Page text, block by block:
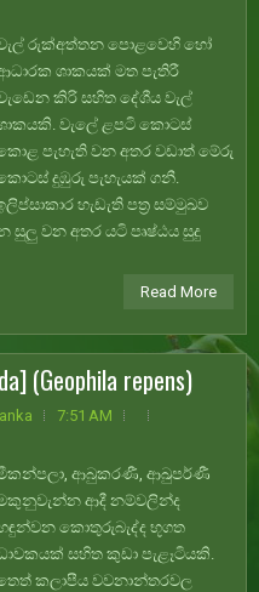
රුක්අත්තන පොළවෙහි හෝ
ශාකයක් මත පැතිරී
කිරි සහිත දේශීය වැල්
වැලේ ළපටි කොටස්
පැහැති වන අතර වඩාත් මේරු
දුඹුරු පැහැයක් ගනී.
හැඩැති පත්‍ර සම්මුඛව
සුලු වන අතර යටි පෘෂ්ඨය සුදු
Read More
(Geophila repens)
7:51 AM
ආබුකරණී, ආඛුපර්ණී
ආදී නම්වලින්ද
කොතුරුබැද්ද භූගත
සහිත කුඩා පැළෑටියකි.
කලාපීය වවනාන්තරවල